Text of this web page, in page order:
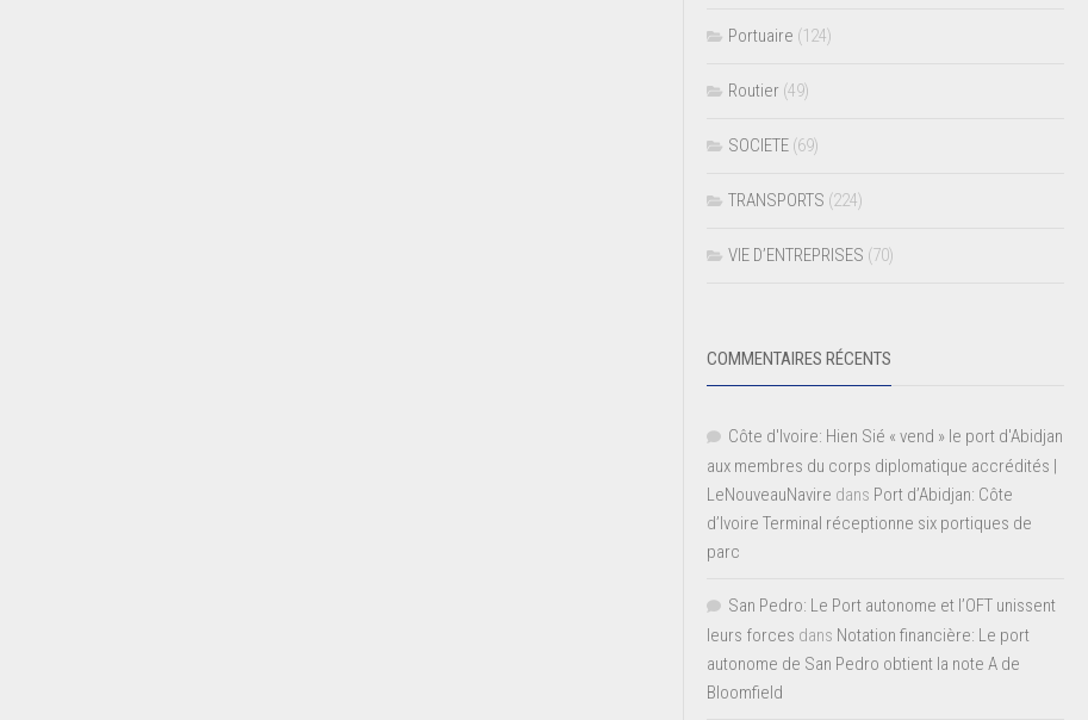
Portuaire (124)
Routier (49)
SOCIETE (69)
TRANSPORTS (224)
VIE D’ENTREPRISES (70)
COMMENTAIRES RÉCENTS
Côte d'Ivoire: Hien Sié « vend » le port d'Abidjan
aux membres du corps diplomatique accrédités |
LeNouveauNavire dans Port d’Abidjan: Côte
d’Ivoire Terminal réceptionne six portiques de
parc
San Pedro: Le Port autonome et l’OFT unissent
leurs forces dans Notation financière: Le port
autonome de San Pedro obtient la note A de
Bloomfield